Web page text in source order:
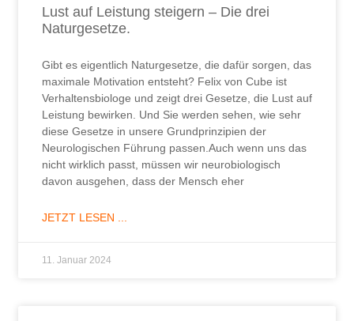
Lust auf Leistung steigern – Die drei
Naturgesetze.
Gibt es eigentlich Naturgesetze, die dafür sorgen, das
maximale Motivation entsteht? Felix von Cube ist
Verhaltensbiologe und zeigt drei Gesetze, die Lust auf
Leistung bewirken. Und Sie werden sehen, wie sehr
diese Gesetze in unsere Grundprinzipien der
Neurologischen Führung passen.Auch wenn uns das
nicht wirklich passt, müssen wir neurobiologisch
davon ausgehen, dass der Mensch eher
JETZT LESEN ...
11. Januar 2024